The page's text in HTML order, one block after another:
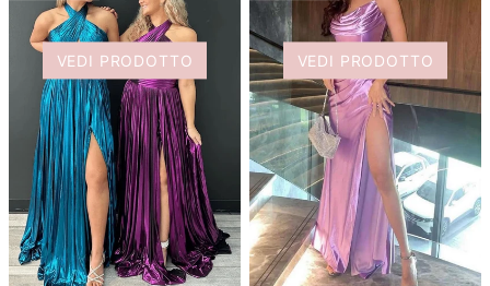
VEDI PRODOTTO VEDI PRODOTTO